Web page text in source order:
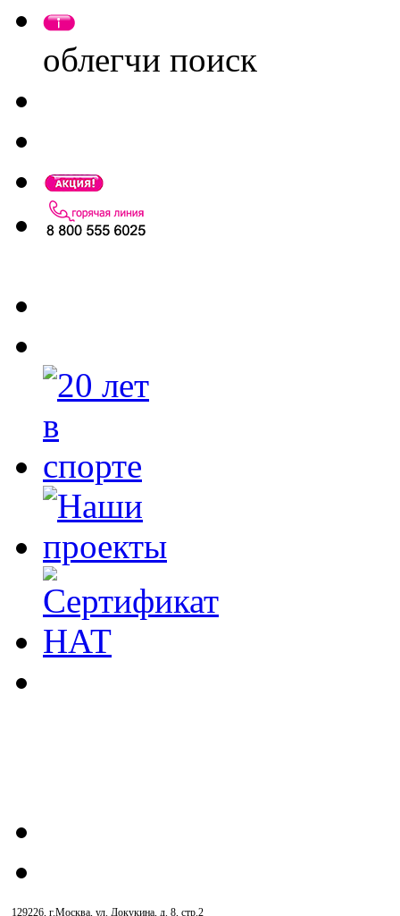
облегчи поиск
129226, г.Москва, ул. Докукина, д. 8, стр.2